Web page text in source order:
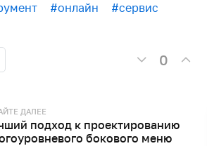
#онлайн
#сервис
0
ДАЛЕЕ
подход к проектированию
бокового меню